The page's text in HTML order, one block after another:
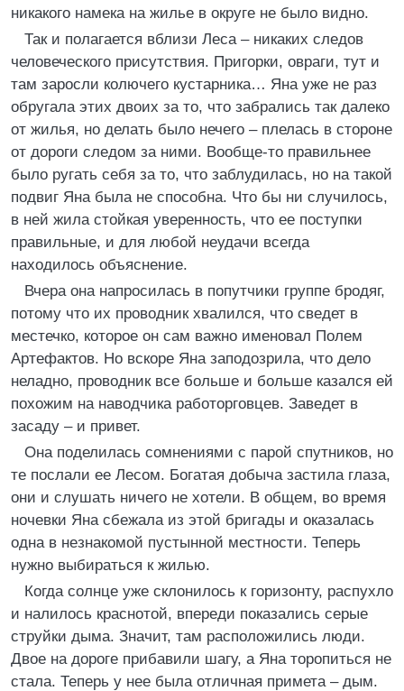
никакого намека на жилье в округе не было видно.
Так и полагается вблизи Леса – никаких следов
человеческого присутствия. Пригорки, овраги, тут и
там заросли колючего кустарника… Яна уже не раз
обругала этих двоих за то, что забрались так далеко
от жилья, но делать было нечего – плелась в стороне
от дороги следом за ними. Вообще-то правильнее
было ругать себя за то, что заблудилась, но на такой
подвиг Яна была не способна. Что бы ни случилось,
в ней жила стойкая уверенность, что ее поступки
правильные, и для любой неудачи всегда
находилось объяснение.
Вчера она напросилась в попутчики группе бродяг,
потому что их проводник хвалился, что сведет в
местечко, которое он сам важно именовал Полем
Артефактов. Но вскоре Яна заподозрила, что дело
неладно, проводник все больше и больше казался ей
похожим на наводчика работорговцев. Заведет в
засаду – и привет.
Она поделилась сомнениями с парой спутников, но
те послали ее Лесом. Богатая добыча застила глаза,
они и слушать ничего не хотели. В общем, во время
ночевки Яна сбежала из этой бригады и оказалась
одна в незнакомой пустынной местности. Теперь
нужно выбираться к жилью.
Когда солнце уже склонилось к горизонту, распухло
и налилось краснотой, впереди показались серые
струйки дыма. Значит, там расположились люди.
Двое на дороге прибавили шагу, а Яна торопиться не
стала. Теперь у нее была отличная примета – дым.